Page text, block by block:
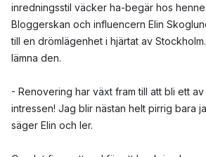
inredningsstil väcker ha-begär hos
Bloggerskan och influencern Elin
till en drömlägenhet i hjärtat av
lämna den.
- Renovering har växt fram till att bli ett av
intressen! Jag blir nästan helt pirrig bara
säger Elin och ler.